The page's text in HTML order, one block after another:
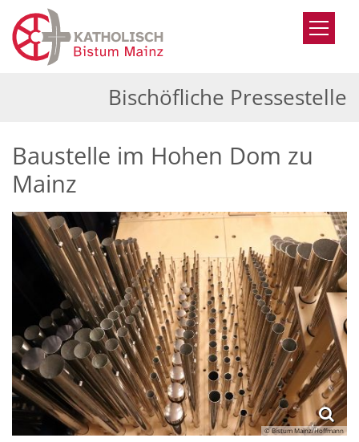
Zum Inhalt springen
Bischöfliche Pressestelle
Baustelle im Hohen Dom zu
Mainz
© Bistum Mainz/Hoffmann